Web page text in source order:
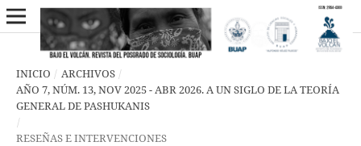
INICIO / ARCHIVOS /
AÑO 7, NÚM. 13, NOV 2025 - ABR 2026. A UN SIGLO DE LA TEORÍA
GENERAL DE PASHUKANIS
/
RESEÑAS E INTERVENCIONES